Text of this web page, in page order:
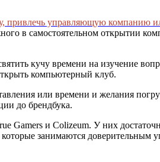
привлечь управляющую компанию
в самостоятельном открытии
кучу времени на изучение
компьютерный клуб.
или времени и желания
до брендбука.
Gamers и Colizeum. У них
которые занимаются